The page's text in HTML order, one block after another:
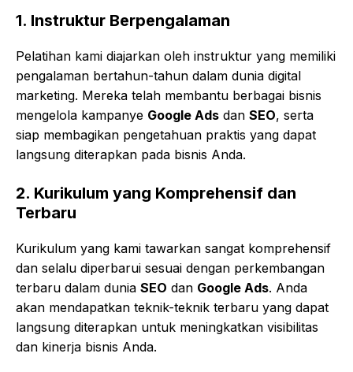
1. Instruktur Berpengalaman
Pelatihan kami diajarkan oleh instruktur yang memiliki
pengalaman bertahun-tahun dalam dunia digital
marketing. Mereka telah membantu berbagai bisnis
mengelola kampanye Google Ads dan SEO, serta
siap membagikan pengetahuan praktis yang dapat
langsung diterapkan pada bisnis Anda.
2. Kurikulum yang Komprehensif dan
Terbaru
Kurikulum yang kami tawarkan sangat komprehensif
dan selalu diperbarui sesuai dengan perkembangan
terbaru dalam dunia SEO dan Google Ads. Anda
akan mendapatkan teknik-teknik terbaru yang dapat
langsung diterapkan untuk meningkatkan visibilitas
dan kinerja bisnis Anda.